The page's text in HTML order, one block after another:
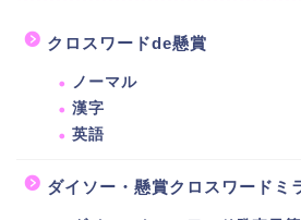
クロスワードde懸賞
ノーマル
漢字
英語
ダイソー・懸賞クロスワードミ